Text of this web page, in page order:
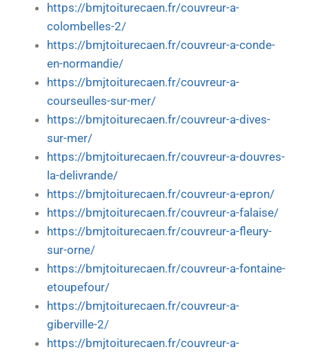
https://bmjtoiturecaen.fr/couvreur-a-
colombelles-2/
https://bmjtoiturecaen.fr/couvreur-a-conde-
en-normandie/
https://bmjtoiturecaen.fr/couvreur-a-
courseulles-sur-mer/
https://bmjtoiturecaen.fr/couvreur-a-dives-
sur-mer/
https://bmjtoiturecaen.fr/couvreur-a-douvres-
la-delivrande/
https://bmjtoiturecaen.fr/couvreur-a-epron/
https://bmjtoiturecaen.fr/couvreur-a-falaise/
https://bmjtoiturecaen.fr/couvreur-a-fleury-
sur-orne/
https://bmjtoiturecaen.fr/couvreur-a-fontaine-
etoupefour/
https://bmjtoiturecaen.fr/couvreur-a-
giberville-2/
https://bmjtoiturecaen.fr/couvreur-a-